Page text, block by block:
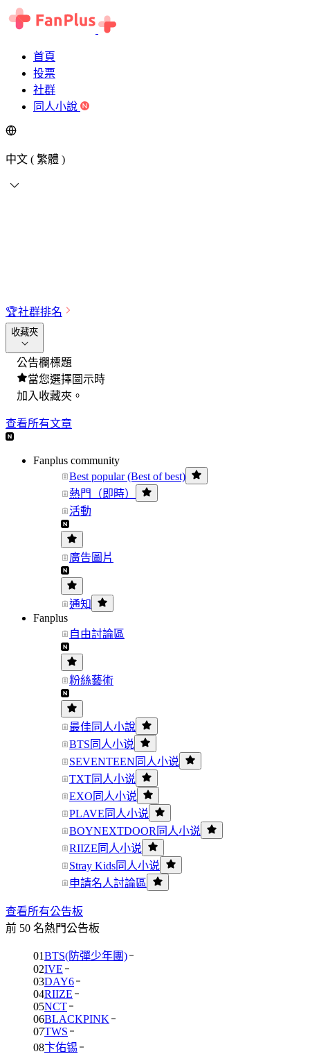
首頁
投票
社群
同人小說
中文 ( 繁體 )
🏆社群排名
收藏夾
公告欄標題
當您選擇圖示時
加入收藏夾。
查看所有文章
Fanplus community
Best popular (Best of best)
熱門（即時）
活動
廣告圖片
通知
Fanplus
自由討論區
粉絲藝術
最佳同人小說
BTS同人小说
SEVENTEEN同人小说
TXT同人小说
EXO同人小说
PLAVE同人小说
BOYNEXTDOOR同人小说
RIIZE同人小说
Stray Kids同人小说
申請名人討論區
查看所有公告板
前 50 名熱門公告板
01BTS(防彈少年團)
02IVE
03DAY6
04RIIZE
05NCT
06BLACKPINK
07TWS
08卞佑锡